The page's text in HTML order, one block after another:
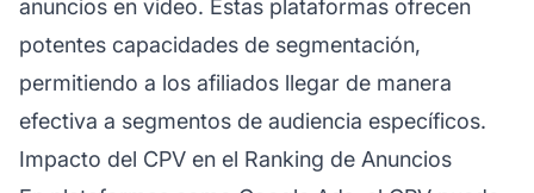
anuncios en video. Estas plataformas ofrecen
potentes capacidades de segmentación,
permitiendo a los afiliados llegar de manera
efectiva a segmentos de audiencia específicos.
Impacto del CPV en el Ranking de Anuncios